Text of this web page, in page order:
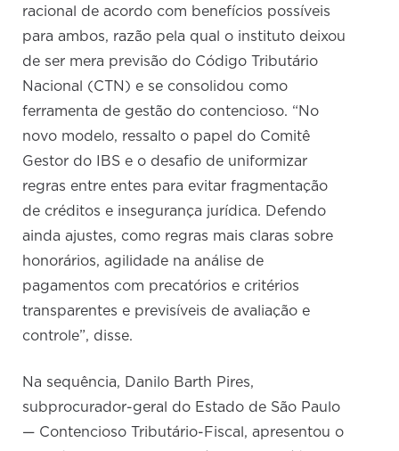
racional de acordo com benefícios possíveis
para ambos, razão pela qual o instituto deixou
de ser mera previsão do Código Tributário
Nacional (CTN) e se consolidou como
ferramenta de gestão do contencioso. “No
novo modelo, ressalto o papel do Comitê
Gestor do IBS e o desafio de uniformizar
regras entre entes para evitar fragmentação
de créditos e insegurança jurídica. Defendo
ainda ajustes, como regras mais claras sobre
honorários, agilidade na análise de
pagamentos com precatórios e critérios
transparentes e previsíveis de avaliação e
controle”, disse.
Na sequência, Danilo Barth Pires,
subprocurador-geral do Estado de São Paulo
— Contencioso Tributário-Fiscal, apresentou o